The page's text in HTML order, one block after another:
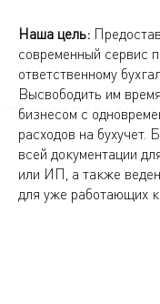
Наша цель:
современный сервис
ответственному
Высвободить им
бизнесом с
расходов на бухучет.
всей документации
или ИП, а также
для уже работающих